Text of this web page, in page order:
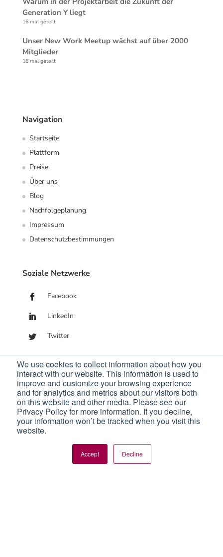
We use cookies to collect information about how you
interact with our website. This information is used to
improve and customize your browsing experience
and for analytics and metrics about our visitors both
on this website and other media. Please see our
Privacy Policy for more information. If you decline,
your information won’t be tracked when you visit this
website.
Accept Decline
Generation Y liegt
16 mal geteilt
Unser New Work Meetup wächst auf über 2000
Mitglieder
16 mal geteilt
Navigation
Startseite
Plattform
Preise
Über uns
Blog
Nachfolgeplanung
Impressum
Datenschutzbestimmungen
Soziale Netzwerke
Facebook
LinkedIn
Twitter
Aktuelle Artikel
Neues Release: Searches und Profil Download
Success Story: „Agilität bedeutet, in kurzen Intervallen
planen und umplanen zu können“
Neues Release: Selber Starten und geprüfte Sicherheit
Employee Experience (EX) – der Schlüssel zur
mitarbeiterzentrierten Organisation
Share This